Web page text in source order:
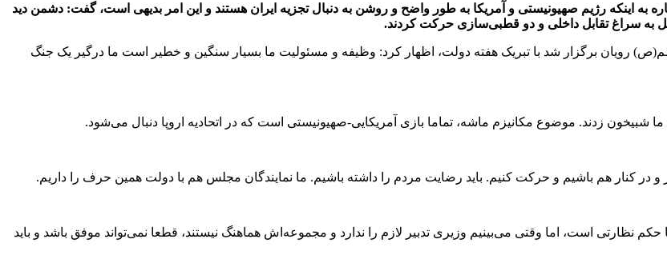
به اینکه رژیم صهیونیستی و آمریکا به طور واضح و روشن به دنبال تجزیه ایران هستند و این امر بدیهی است، گفت: دشمن دید
به سراغ تقابل داخلی و دو قطبی‌سازی حرکت کردند.
رویان برگزار شد با تبریک هفته دولت، اظهار کرد: وظیفه و مسئولیت ما بسیار سنگین و خطیر است ما درگیر یک جنگ
شبیخون زدند. موضوع مکانیزم ماشه، تماما بازی‌ آمریکایی-صهیونیستی است که در اتحادیه اروپا دنبال می‌شود.
در کنار هم باشیم و حرکت کنیم. باید رضایت مردم را داشته باشیم. ما نمایندگان مجلس هم با دولت همین حرف را داریم.
است، اما وقتی می‌بینیم وزیری تدبیر لازم را ندارد و مجموعه‌اش هماهنگ نیستند، قطعا نمی‌تواند موفق باشد و باید